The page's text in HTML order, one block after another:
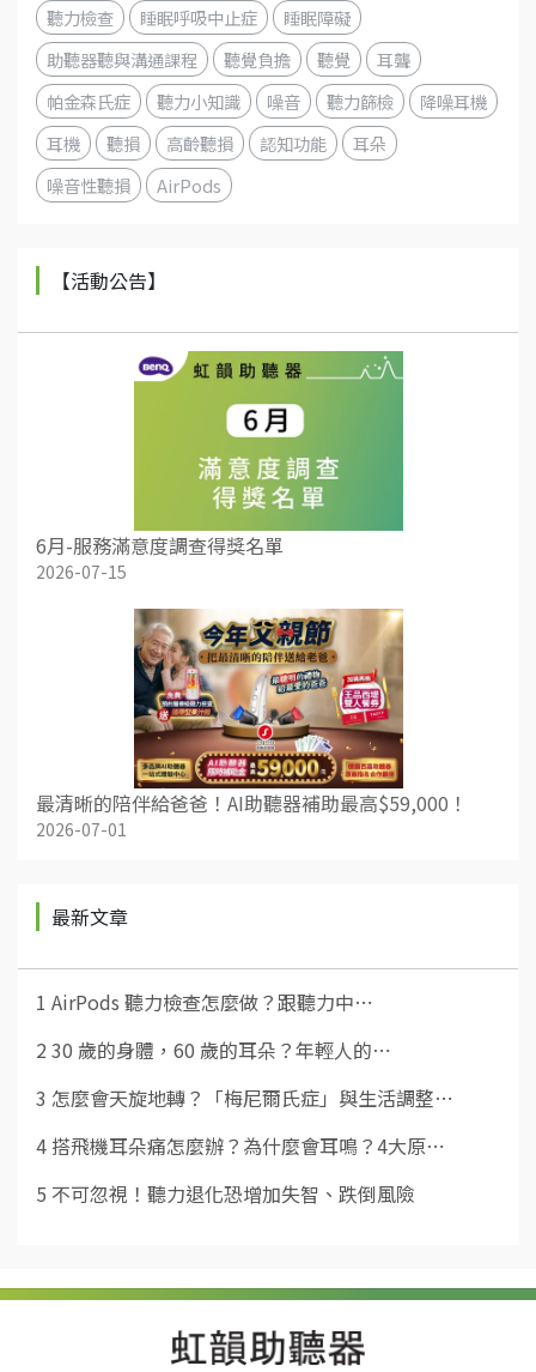
聽力檢查
睡眠呼吸中止症
睡眠障礙
助聽器聽與溝通課程
聽覺負擔 聽覺
耳聾
帕金森氏症
聽力小知識 噪音 聽力篩檢
降噪耳機
耳機
聽損 高齡聽損 認知功能
耳朵
噪音性聽損
AirPods
【活動公告】
6月-服務滿意度調查得獎名單
2026-07-15
最清晰的陪伴給爸爸！AI助聽器補助最高$59,000！
2026-07-01
最新文章
1 AirPods 聽力檢查怎麼做？跟聽力中⋯
230 歲的身體，60 歲的耳朵？年輕人的⋯
3 怎麼會天旋地轉？「梅尼爾氏症」與生活調整⋯
4 搭飛機耳朵痛怎麼辦？為什麼會耳鳴？4大原⋯
5 不可忽視！聽力退化恐增加失智、跌倒風險